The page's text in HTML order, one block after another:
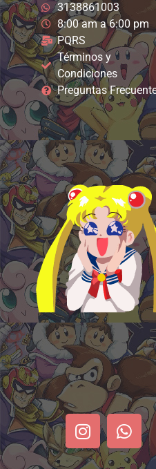
3138861003
8:00 am a 6:00 pm
PQRS
Términos y
Condiciones
Preguntas